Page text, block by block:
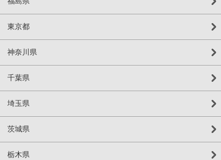
東京都
神奈川県
千葉県
埼玉県
茨城県
栃木県